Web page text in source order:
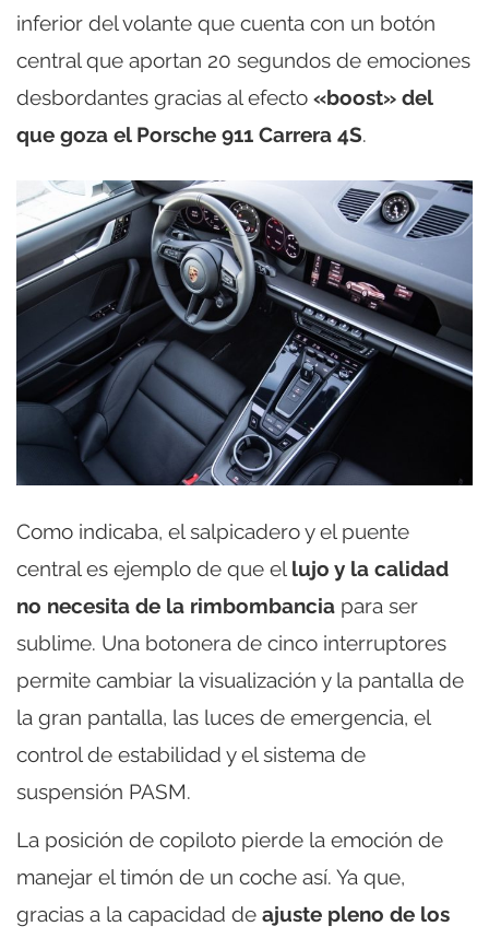
inferior del volante que cuenta con un botón
central que aportan 20 segundos de emociones
desbordantes gracias al efecto «boost» del
que goza el Porsche 911 Carrera 4S.
Como indicaba, el salpicadero y el puente
central es ejemplo de que el lujo y la calidad
no necesita de la rimbombancia para ser
sublime. Una botonera de cinco interruptores
permite cambiar la visualización y la pantalla de
la gran pantalla, las luces de emergencia, el
control de estabilidad y el sistema de
suspensión PASM.
La posición de copiloto pierde la emoción de
manejar el timón de un coche así. Ya que,
gracias a la capacidad de ajuste pleno de los